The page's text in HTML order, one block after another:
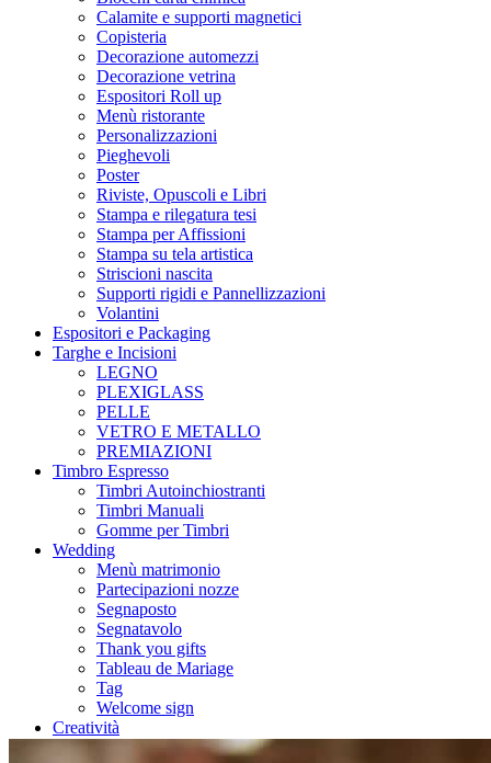
Calamite e supporti magnetici
Copisteria
Decorazione automezzi
Decorazione vetrina
Espositori Roll up
Menù ristorante
Personalizzazioni
Pieghevoli
Poster
Riviste, Opuscoli e Libri
Stampa e rilegatura tesi
Stampa per Affissioni
Stampa su tela artistica
Striscioni nascita
Supporti rigidi e Pannellizzazioni
Volantini
Espositori e Packaging
Targhe e Incisioni
LEGNO
PLEXIGLASS
PELLE
VETRO E METALLO
PREMIAZIONI
Timbro Espresso
Timbri Autoinchiostranti
Timbri Manuali
Gomme per Timbri
Wedding
Menù matrimonio
Partecipazioni nozze
Segnaposto
Segnatavolo
Thank you gifts
Tableau de Mariage
Tag
Welcome sign
Creatività